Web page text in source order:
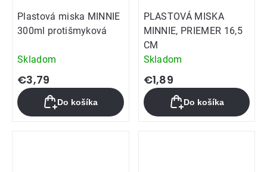
Plastová miska MINNIE
300ml protišmyková
Skladom
€3,79
Do košíka
PLASTOVÁ MISKA
MINNIE, PRIEMER 16,5
CM
Skladom
€1,89
Do košíka